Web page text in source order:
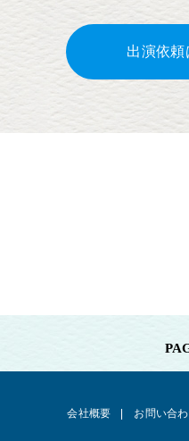
ヒプノシスマイク -Division
Pride2023演出：植木豪（2023）
朗読劇「あの空を」作・演出
ムビ×ステ『漆黒天 -始の語り
『魔法使いの約束』第2章 演
『ヒプノシスマイク -Division
of Pride- 演出：植木豪（2021
『ヒプノシスマイク -Division
出演依頼
会社概要 お問い合